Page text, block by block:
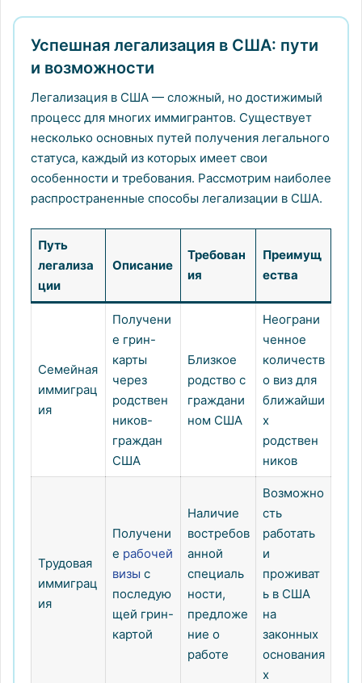
Успешная легализация в США: пути
и возможности
Легализация в США — сложный, но достижимый
процесс для многих иммигрантов. Существует
несколько основных путей получения легального
статуса, каждый из которых имеет свои
особенности и требования. Рассмотрим наиболее
распространенные способы легализации в США.
Путь
легализа
ции
Описание
Требован
ия
Преимущ
ества
Семейная
иммиграц
ия
Получени
е грин-
карты
через
родствен
ников-
граждан
США
Близкое
родство с
граждани
ном США
Неограни
ченное
количеств
о виз для
ближайши
х
родствен
ников
Трудовая
иммиграц
ия
Получени
е рабочей
визы с
последую
щей грин-
картой
Наличие
востребов
анной
специаль
ности,
предложе
ние о
работе
Возможно
сть
работать
и
проживат
ь в США
на
законных
основания
х